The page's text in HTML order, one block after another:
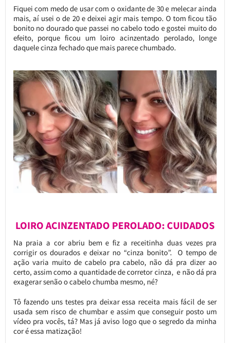
Fiquei com medo de usar com o oxidante de 30 e melecar ainda
mais, aí usei o de 20 e deixei agir mais tempo. O tom ficou tão
bonito no dourado que passei no cabelo todo e gostei muito do
efeito, porque ficou um loiro acinzentado perolado, longe
daquele cinza fechado que mais parece chumbado.
LOIRO ACINZENTADO PEROLADO: CUIDADOS
Na praia a cor abriu bem e fiz a receitinha duas vezes pra
corrigir os dourados e deixar no “cinza bonito”. O tempo de
ação varia muito de cabelo pra cabelo, não dá pra dizer ao
certo, assim como a quantidade de corretor cinza, e não dá pra
exagerar senão o cabelo chumba mesmo, né?
Tô fazendo uns testes pra deixar essa receita mais fácil de ser
usada sem risco de chumbar e assim que conseguir posto um
vídeo pra vocês, tá? Mas já aviso logo que o segredo da minha
cor é essa matização!